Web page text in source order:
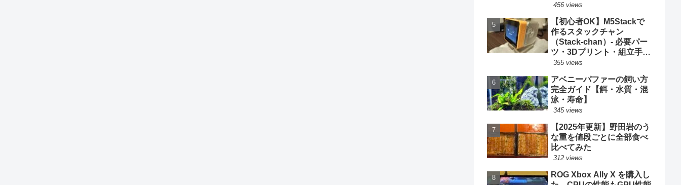
456 views
【初心者OK】M5Stackで
作るスタックチャン
（Stack‑chan）- 必要パー
ツ・3Dプリント・組立手順
まとめ
355 views
アベニーパファーの飼い方
完全ガイド【餌・水質・混
泳・寿命】
345 views
【2025年更新】野田岩のう
な重を値段ごとに全部食べ
比べてみた
312 views
ROG Xbox Ally X を購入し